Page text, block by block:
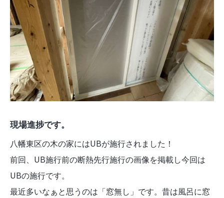
現場進捗です。
八幡東区の木の家にはUBが施行されました！
前回、UB施行前の断熱先行施行の画像を掲載し今回は
UBの施行です。
最近多いなぁと思うのは「窓無し」です。昔は風呂に窓